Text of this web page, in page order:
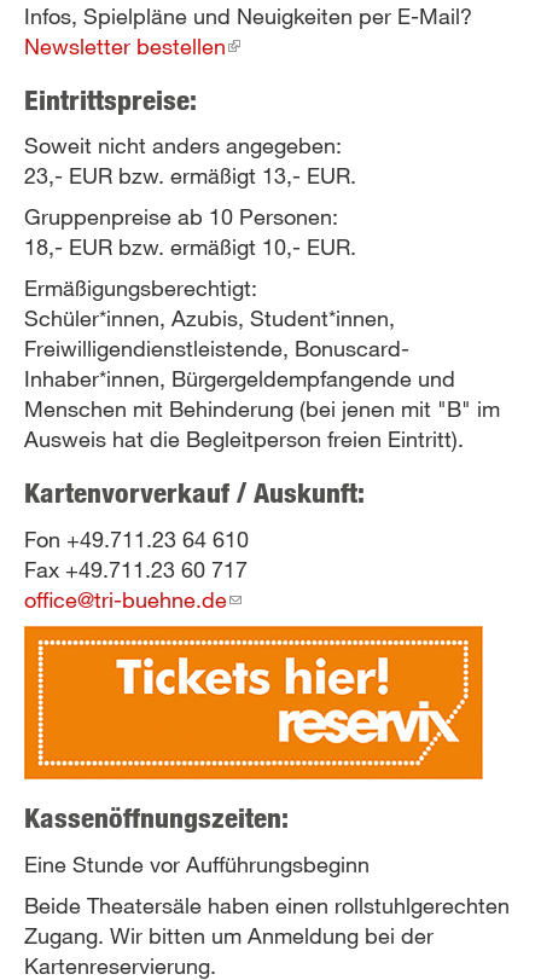
Infos, Spielpläne und Neuigkeiten per E-Mail?
Newsletter bestellen(link
Eintrittspreise:
Soweit nicht anders angegeben:
23,- EUR bzw. ermäßigt 13,- EUR.
Gruppenpreise ab 10 Personen:
18,- EUR bzw. ermäßigt 10,- EUR.
Ermäßigungsberechtigt:
Schüler*innen, Azubis, Student*innen,
Freiwilligendienstleistende, Bonuscard-
Inhaber*innen, Bürgergeldempfangende und
Menschen mit Behinderung (bei jenen mit "B" im
Ausweis hat die Begleitperson freien Eintritt).
Kartenvorverkauf / Auskunft:
Fon +49.711.23 64 610
Fax +49.711.23 60 717
office@tri-buehne.de(link
sends
e-
mail)
Kassenöffnungszeiten:
Eine Stunde vor Aufführungsbeginn
Beide Theatersäle haben einen rollstuhlgerechten
Zugang. Wir bitten um Anmeldung bei der
Kartenreservierung.